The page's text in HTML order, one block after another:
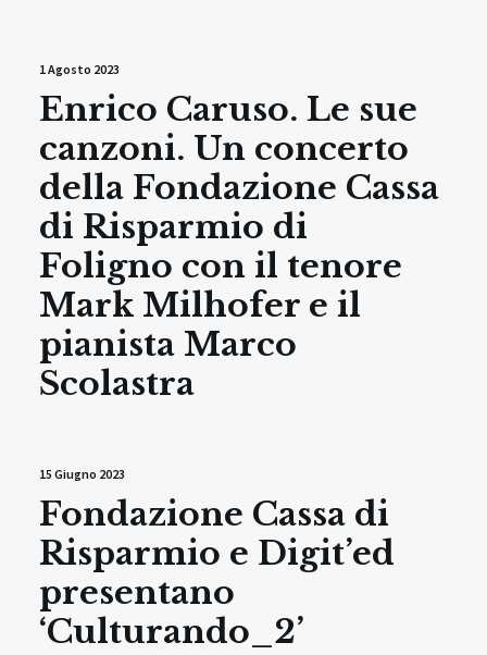
1 Agosto 2023
Enrico Caruso. Le sue
canzoni. Un concerto
della Fondazione Cassa
di Risparmio di
Foligno con il tenore
Mark Milhofer e il
pianista Marco
Scolastra
15 Giugno 2023
Fondazione Cassa di
Risparmio e Digit’ed
presentano
‘Culturando_2’